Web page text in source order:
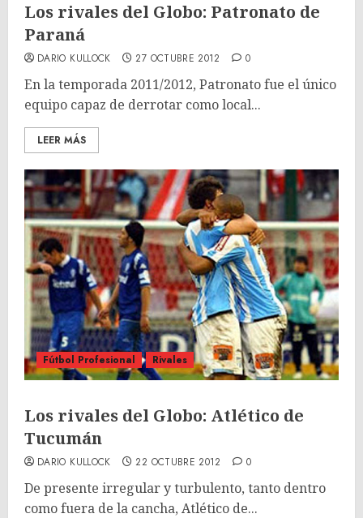
Los rivales del Globo: Patronato de
Paraná
DARIO KULLOCK 27 OCTUBRE 2012 0
En la temporada 2011/2012, Patronato fue el único
equipo capaz de derrotar como local...
LEER MÁS
Fútbol Profesional Rivales
Los rivales del Globo: Atlético de
Tucumán
DARIO KULLOCK 22 OCTUBRE 2012 0
De presente irregular y turbulento, tanto dentro
como fuera de la cancha, Atlético de...